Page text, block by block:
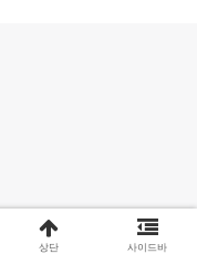
상단 사이드바